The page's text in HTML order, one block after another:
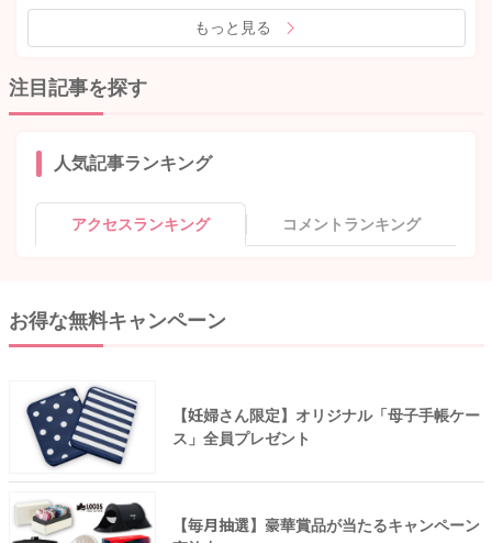
もっと見る
注目記事を探す
人気記事ランキング
アクセスランキング コメントランキング
お得な無料キャンペーン
【妊婦さん限定】オリジナル「母子手帳ケー
ス」全員プレゼント
【毎月抽選】豪華賞品が当たるキャンペーン